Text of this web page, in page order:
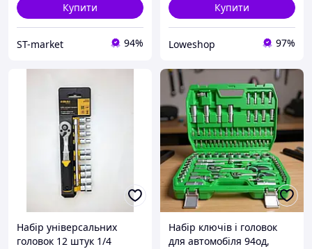
Купити
ST-market 94%
Купити
Loweshop 97%
Набір універсальних
головок 12 штук 1/4
Набір ключів і головок
для автомобіля 94од,